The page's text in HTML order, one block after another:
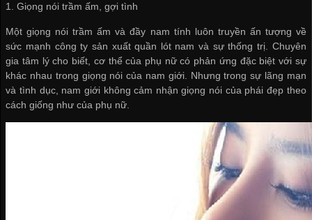
1. Giọng nói trầm ấm, gợi tình
Một giọng nói trầm ấm và đầy nam tính luôn truyền ấn tượng về
sức mạnh công ty sản xuất quần lót nam và sự thống trị. Chuyên
gia tâm lý cho biết, cơ thể của phụ nữ có phản ứng đặc biệt với sự
khác nhau trong giọng nói của nam giới. Nhưng trong sự lãng mạn
và tình dục, nam giới không cảm nhận giọng nói của phái đẹp theo
cách giống như của phụ nữ.